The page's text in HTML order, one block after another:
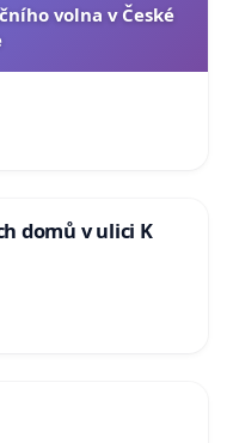
volna v České
domů v ulici K